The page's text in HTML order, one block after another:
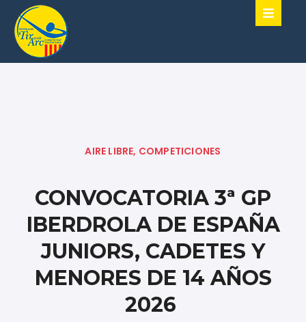
AIRE LIBRE, COMPETICIONES
CONVOCATORIA 3ª GP
IBERDROLA DE ESPAÑA
JUNIORS, CADETES Y
MENORES DE 14 AÑOS
2026